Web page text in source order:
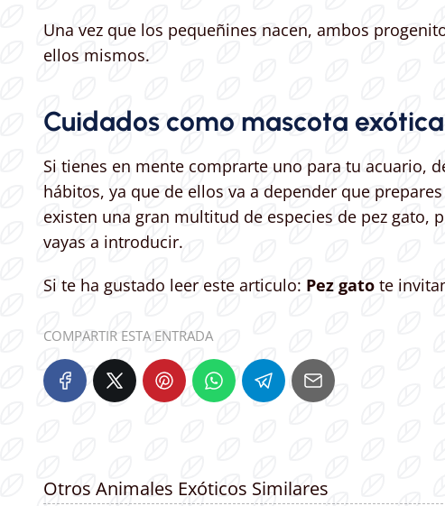
Una vez que los pequeñines nacen, ambos
ellos mismos.
Cuidados como mascota exótica
Si tienes en mente comprarte uno para tu acuario,
hábitos, ya que de ellos va a depender que
existen una gran multitud de especies de pez gato,
vayas a introducir.
Si te ha gustado leer este articulo: Pez gato te
COMPARTIR ESTA ENTRADA
Otros Animales Exóticos Similares